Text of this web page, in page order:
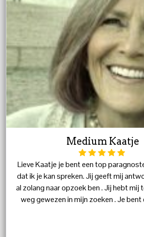
Medium Kaatje
Lieve Kaatje je bent een top
dat ik je kan spreken. Jij geeft mij
al zolang naar opzoek ben . Jij hebt mij
weg gewezen in mijn zoeken . Je bent